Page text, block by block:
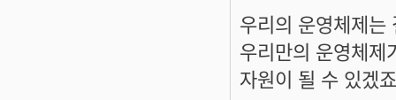
우리의 운영체제는
우리만의 운영체
자원이 될 수 있겠